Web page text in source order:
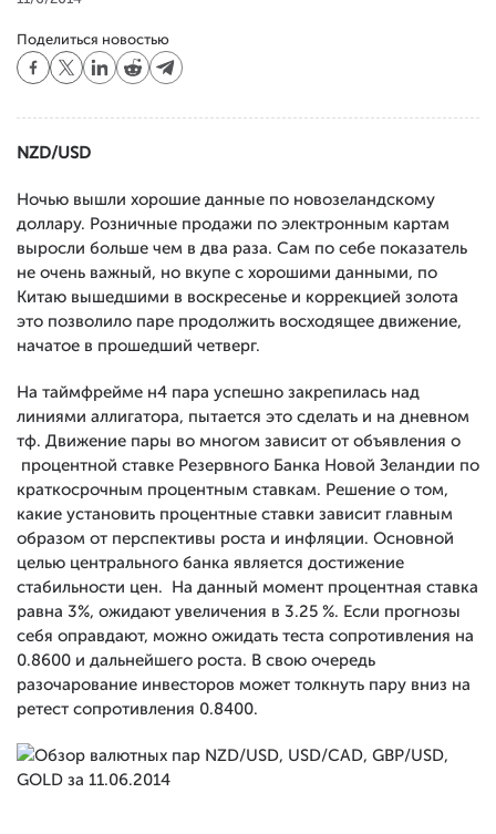
Поделиться новостью
NZD/USD
Ночью вышли хорошие данные по новозеландскому
доллару. Розничные продажи по электронным картам
выросли больше чем в два раза. Сам по себе показатель
не очень важный, но вкупе с хорошими данными, по
Китаю вышедшими в воскресенье и коррекцией золота
это позволило паре продолжить восходящее движение,
начатое в прошедший четверг.
На таймфрейме н4 пара успешно закрепилась над
линиями аллигатора, пытается это сделать и на дневном
тф. Движение пары во многом зависит от объявления о
процентной ставке Резервного Банка Новой Зеландии по
краткосрочным процентным ставкам. Решение о том,
какие установить процентные ставки зависит главным
образом от перспективы роста и инфляции. Основной
целью центрального банка является достижение
стабильности цен. На данный момент процентная ставка
равна 3%, ожидают увеличения в 3.25 %. Если прогнозы
себя оправдают, можно ожидать теста сопротивления на
0.8600 и дальнейшего роста. В свою очередь
разочарование инвесторов может толкнуть пару вниз на
ретест сопротивления 0.8400.